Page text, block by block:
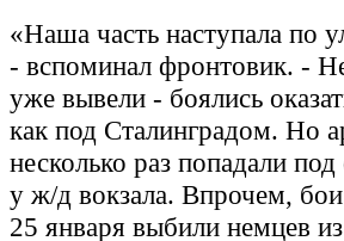
«Наша часть наступала по
- вспоминал фронтовик. -
уже вывели - боялись
как под Сталинградом. Но
несколько раз попадали
у ж/д вокзала. Впрочем,
25 января выбили немцев